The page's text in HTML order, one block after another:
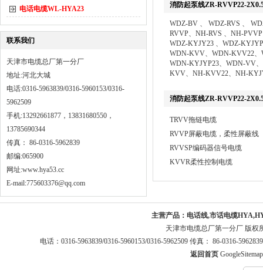
电话电缆WL-HYA23
联系我们
天津市电缆总厂第一分厂
地址:河北大城
电话:0316-5963839/0316-5960153/0316-
5962509
手机:13292661877，13831680550，
13785690344
传真： 86-0316-5962839
邮编:065900
网址:www.hya53.cc
E-mail:775603376@qq.com
消防起泵线ZR-RVVP22-
WDZ-BV 、 WDZ-RVS 、
RVVP、NH-RVS 、NH-
WDZ-KYJY23 、WDZ-
WDN-KVV、WDN-KVV22
WDN-KYJYP23、WDN-VV
KVV、NH-KVV22、NH-
消防起泵线ZR-RVVP22-
TRVV拖链电缆
RVVP屏蔽电缆，柔性屏蔽线
RVVSP编码器信号电缆
KVVR柔性控制电缆
主营产品： 电话线,市话电缆
天津市电缆总厂第一分厂 版权
电话：0316-5963839/0316-5960153/0316-5962509 传真： 86-0316-
返回首页 GoogleSitemap